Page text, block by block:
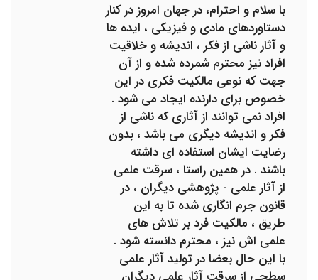
با سلام و احترام، در جهان امروز در کنار
دستاوردهای مادی و فیزیکی ، ایده ها
و آثار ناشی از فکر ، اندیشه و خلاقیت
افراد نیز محترم شمرده شده و از آن
جهت که نوعی مالکیت فکری در این
خصوص برای دارنده ایجاد می شود .
افراد نمی توانند از آثاری که ناشی از
فکر و اندیشه دیگری می باشد ، بدون
رضایت ایشان استفاده ای داشته
باشند . در همین راستا ، سرقت علمی
از آثار علمی - پژوهشی دیگران ، در
قانون جرم انگاری شده تا به این
طریق ، مالکیت فرد بر تلاش های
علمی اش نیز ، محترم دانسته شود .
با این حال بعضا در تولید آثار علمی